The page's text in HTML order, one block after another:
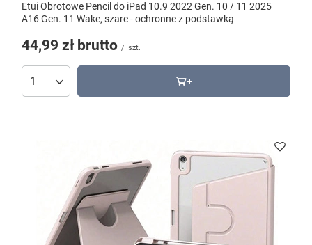
Etui Obrotowe Pencil do iPad 10.9 2022 Gen. 10 / 11 2025
A16 Gen. 11 Wake, szare - ochronne z podstawką
44,99 zł brutto / szt.